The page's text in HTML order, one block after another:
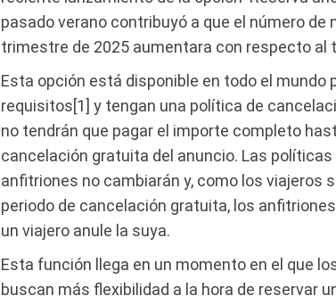
pasado verano contribuyó a que el número
trimestre de 2025 aumentara con respecto al
Esta opción está disponible en todo el mundo
requisitos[1] y tengan una política de
no tendrán que pagar el importe completo
cancelación gratuita del anuncio. Las
anfitriones no cambiarán y, como los viajeros
periodo de cancelación gratuita, los
un viajero anule la suya.
Esta función llega en un momento en el que
buscan más flexibilidad a la hora de reservar